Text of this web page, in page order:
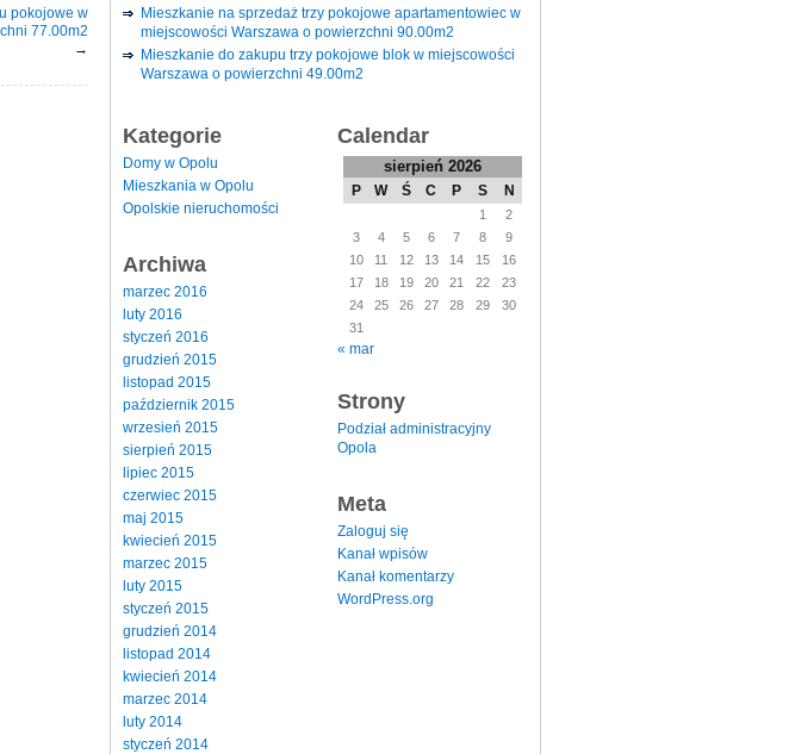
pokojowe w
77.00m2
→
Mieszkanie na sprzedaż trzy pokojowe apartamentowiec w
miejscowości Warszawa o powierzchni 90.00m2
Mieszkanie do zakupu trzy pokojowe blok w miejscowości
Warszawa o powierzchni 49.00m2
Kategorie
Domy w Opolu
Mieszkania w Opolu
Opolskie nieruchomości
Archiwa
marzec 2016
luty 2016
styczeń 2016
grudzień 2015
listopad 2015
październik 2015
wrzesień 2015
sierpień 2015
lipiec 2015
czerwiec 2015
maj 2015
kwiecień 2015
marzec 2015
luty 2015
styczeń 2015
grudzień 2014
listopad 2014
kwiecień 2014
marzec 2014
luty 2014
styczeń 2014
Calendar
sierpień 2026
P W Ś C P S N
1
2
3
4 5 6 7 8
9
10
11 12 13 14 15
16
17
18 19 20 21 22
23
24
25 26 27 28 29
30
31
« mar
Strony
Podział administracyjny
Opola
Meta
Zaloguj się
Kanał wpisów
Kanał komentarzy
WordPress.org